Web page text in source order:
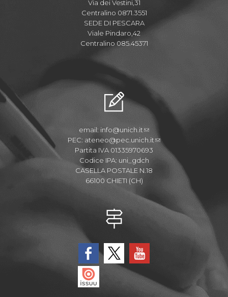
Via dei Vestini,31
Centralino 0871.3551
SEDE DI PESCARA
Viale Pindaro,42
Centralino 085.45371
email: info@unich.it
PEC: ateneo@pec.unich.it
Partita IVA 01335970693
Codice IPA: uni_gdch
CASELLA POSTALE N.18
66100 CHIETI (CH)